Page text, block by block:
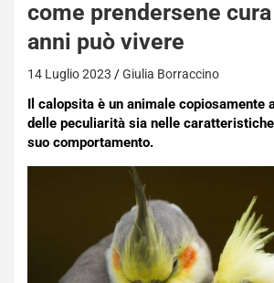
come prendersene
anni può vivere
14 Luglio 2023 Giulia Borraccino
Il calopsita è un animale copiosamente
delle peculiarità sia nelle
suo comportamento.